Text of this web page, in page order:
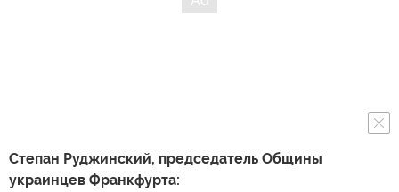
Степан Руджинский, председатель Общины
украинцев Франкфурта: